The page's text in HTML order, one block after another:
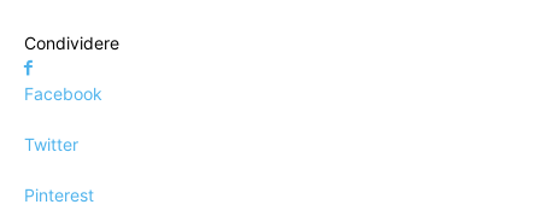
Condividere
Facebook
Twitter
Pinterest